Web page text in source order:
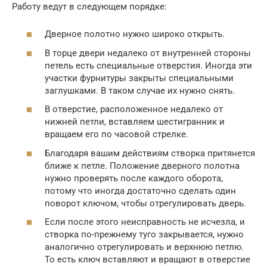
Работу ведут в следующем порядке:
Дверное полотно нужно широко открыть.
В торце двери недалеко от внутренней стороны
петель есть специальные отверстия. Иногда эти
участки фурнитуры закрыты специальными
заглушками. В таком случае их нужно снять.
В отверстие, расположенное недалеко от
нижней петли, вставляем шестигранник и
вращаем его по часовой стрелке.
Благодаря вашим действиям створка притянется
ближе к петле. Положение дверного полотна
нужно проверять после каждого оборота,
потому что иногда достаточно сделать один
поворот ключом, чтобы отрегулировать дверь.
Если после этого неисправность не исчезла, и
створка по-прежнему туго закрывается, нужно
аналогично отрегулировать и верхнюю петлю.
То есть ключ вставляют и вращают в отверстие